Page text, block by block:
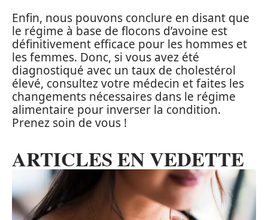
Enfin, nous pouvons conclure en disant que
le régime à base de flocons d’avoine est
définitivement efficace pour les hommes et
les femmes. Donc, si vous avez été
diagnostiqué avec un taux de cholestérol
élevé, consultez votre médecin et faites les
changements nécessaires dans le régime
alimentaire pour inverser la condition.
Prenez soin de vous !
ARTICLES EN VEDETTE